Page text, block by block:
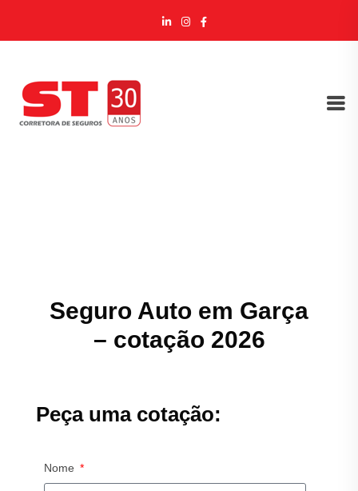
Seguro Auto em Garça
– cotação 2026
Peça uma cotação:
Nome